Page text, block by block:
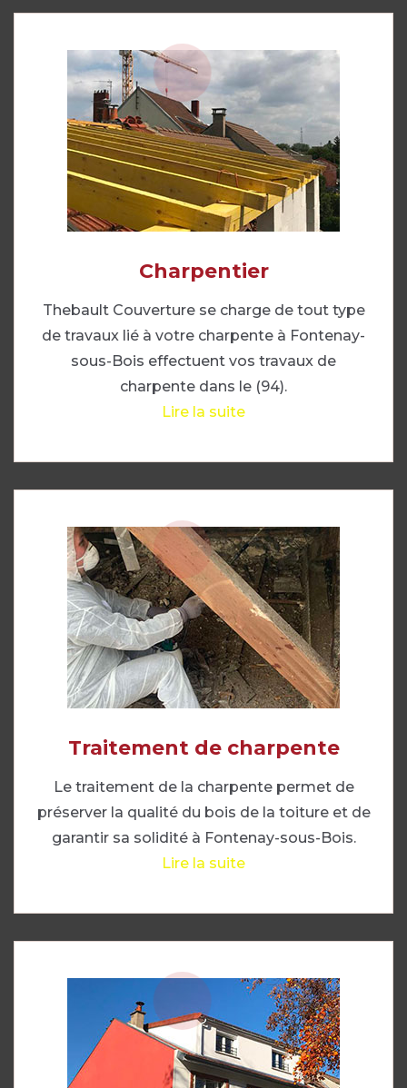
Charpentier
Thebault Couverture se charge de tout type
de travaux lié à votre charpente à Fontenay-
sous-Bois effectuent vos travaux de
charpente dans le (94).
Lire la suite
Traitement de charpente
Le traitement de la charpente permet de
préserver la qualité du bois de la toiture et de
garantir sa solidité à Fontenay-sous-Bois.
Lire la suite